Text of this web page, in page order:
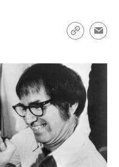
Link